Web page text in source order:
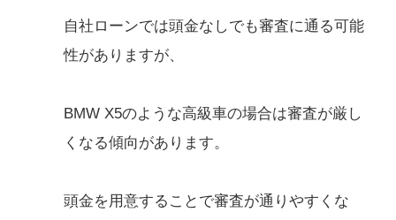
自社ローンでは頭金なしでも審査に通る可能
性がありますが、
BMW X5のような高級車の場合は審査が厳し
くなる傾向があります。
頭金を用意することで審査が通りやすくな